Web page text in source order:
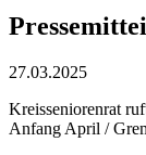
27.03.2025
Kreisseniorenrat
Anfang April /